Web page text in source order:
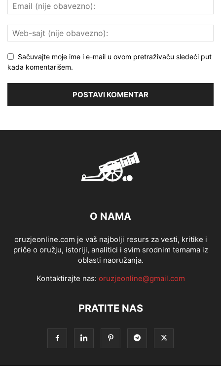
Sačuvajte moje ime i e-mail u ovom pretraživaču sledeći put
kada komentarišem.
O NAMA
oruzjeonline.com je vaš najbolji resurs za vesti, kritike i
priče o oružju, istoriji, analitici i svim srodnim temama iz
oblasti naoružanja.
Kontaktirajte nas: oruzjeonline@gmail.com
PRATITE NAS